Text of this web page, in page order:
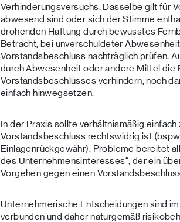
Verhinderungsversuchs. Dasselbe gilt für
abwesend sind oder sich der Stimme
drohenden Haftung durch bewusstes
Betracht, bei unverschuldeter
Vorstandsbeschluss nachträglich prüfen.
durch Abwesenheit oder andere Mittel die
Vorstandsbeschlusses verhindern, noch
einfach hinwegsetzen.
In der Praxis sollte verhältnismäßig
Vorstandsbeschluss rechtswidrig ist
Einlagenrückgewähr). Probleme bereitet
des Unternehmensinteresses“, der ein
Vorgehen gegen einen
Unternehmerische Entscheidungen sind
verbunden und daher naturgemäß